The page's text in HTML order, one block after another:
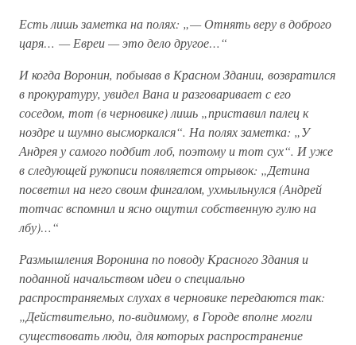
Есть лишь заметка на полях: „— Отнять веру в доброго
царя… — Евреи — это дело другое…“
И когда Воронин, побывав в Красном Здании, возвратился
в прокуратуру, увидел Вана и разговаривает с его
соседом, тот (в черновике) лишь „приставил палец к
ноздре и шумно высморкался“. На полях заметка: „У
Андрея у самого подбит лоб, поэтому и тот сух“. И уже
в следующей рукописи появляется отрывок: „Детина
посветил на него своим фингалом, ухмыльнулся (Андрей
тотчас вспомнил и ясно ощутил собственную гулю на
лбу)…“
Размышления Воронина по поводу Красного Здания и
поданной начальством идеи о специально
распространяемых слухах в черновике передаются так:
„Действительно, по-видимому, в Городе вполне могли
существовать люди, для которых распространение